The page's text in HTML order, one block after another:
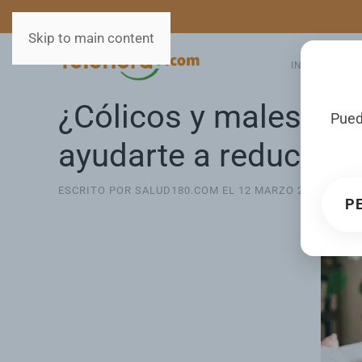
Skip to main content
INICIO
¿Cólicos y malestar
ayudarte a reducirlos
ESCRITO POR SALUD180.COM EL 12 MARZO 2026